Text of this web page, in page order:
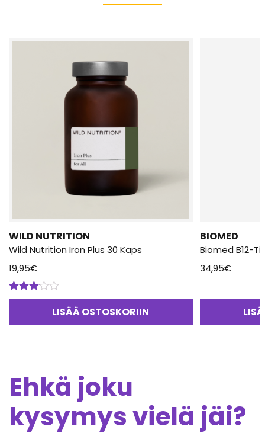
WILD NUTRITION
Wild Nutrition Iron Plus 30 Kaps
19,95€
Arvostelu
5
LISÄÄ OSTOSKORIIN
BIOMED
Biomed B12-
34,95€
Ehkä joku
kysymys vielä jäi?